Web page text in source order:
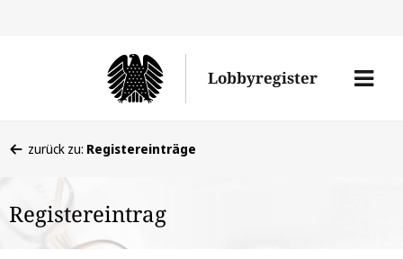
Lobbyregister
Menü
befinden
hier:
zurück zu: Registereinträge
Registereintrag